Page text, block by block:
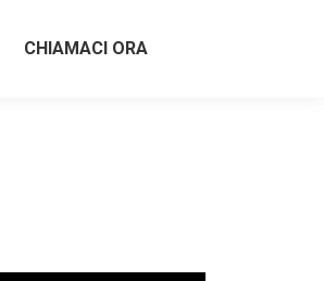
CHIAMACI ORA